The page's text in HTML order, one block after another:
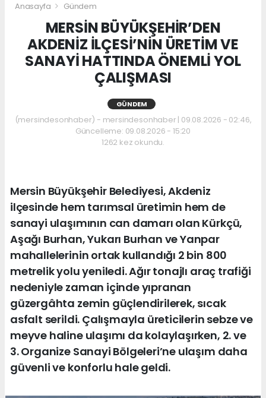
Anasayfa Gündem
MERSİN BÜYÜKŞEHİR’DEN
AKDENİZ İLÇESİ’NİN ÜRETİM VE
SANAYİ HATTINDA ÖNEMLİ YOL
ÇALIŞMASI
GÜNDEM
(mersindesonhaber) - mersindesonhaber | 09.08.2026 - 02:46,
Güncelleme: 09.08.2026 - 15:20
1262 kez okundu.
Mersin Büyükşehir Belediyesi, Akdeniz
ilçesinde hem tarımsal üretimin hem de
sanayi ulaşımının can damarı olan Kürkçü,
Aşağı Burhan, Yukarı Burhan ve Yanpar
mahallelerinin ortak kullandığı 2 bin 800
metrelik yolu yeniledi. Ağır tonajlı araç trafiği
nedeniyle zaman içinde yıpranan
güzergâhta zemin güçlendirilerek, sıcak
asfalt serildi. Çalışmayla üreticilerin sebze ve
meyve haline ulaşımı da kolaylaşırken, 2. ve
3. Organize Sanayi Bölgeleri’ne ulaşım daha
güvenli ve konforlu hale geldi.